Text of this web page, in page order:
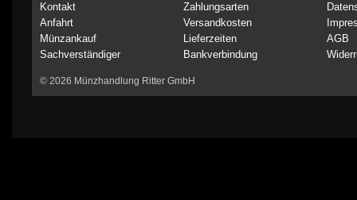
Kontakt
Anfahrt
Münzankauf
Sachverständiger
Zahlungsarten
Versandkosten
Lieferzeiten
Bankverbindung
AGB
© 2026 Münzhandlung Ritter GmbH